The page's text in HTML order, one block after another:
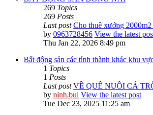
269 Topics
269 Posts
Last post Cho thuê xưởng
by 0963728456 View the latest
Thu Jan 22, 2026 8:49 pm
Bất động sản các tỉnh thành khác khu
1 Topics
1 Posts
Last post VỀ QUÊ NUÔI CÁ
by ninh.bui View the latest post
Tue Dec 23, 2025 11:25 am